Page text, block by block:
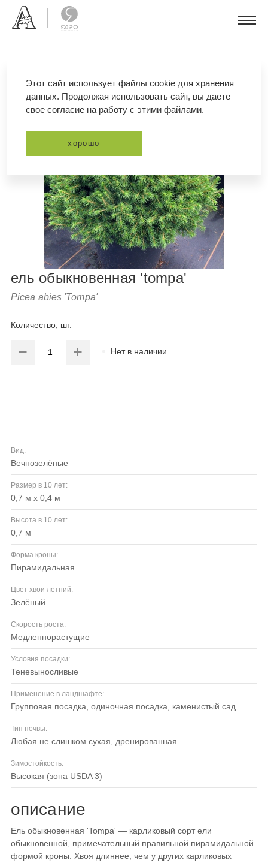
ель обыкновенная 'tompa'
Picea abies 'Tompa'
Количество, шт.
Нет в наличии
Вид:
вечнозелёные
Размер в 10 лет:
0,7 м х 0,4 м
Высота в 10 лет:
0,7 м
Форма кроны:
пирамидальная
Цвет хвои летний:
зелёный
Скорость роста:
медленнорастущие
Условия посадки:
теневыносливые
Применение в ландшафте:
групповая посадка, одиночная посадка, каменистый сад
Тип почвы:
любая не слишком сухая, дренированная
Зимостойкость:
высокая (зона USDA 3)
описание
Ель обыкновенная 'Tompa' — карликовый сорт ели
обыкновенной, примечательный правильной пирамидальной
формой кроны. Хвоя длиннее, чем у других карликовых
Этот сайт использует файлы cookie для хранения
данных. Продолжая использовать сайт, вы даете
свое согласие на работу с этими файлами.
хорошо